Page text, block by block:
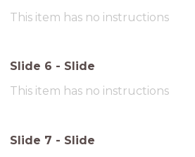
This item has no instructions
Slide 6 - Slide
This item has no instructions
Slide 7 - Slide